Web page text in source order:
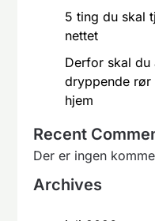
5 ting du skal
nettet
Derfor skal
dryppende rør
hjem
Recent
Der er ingen
Archives